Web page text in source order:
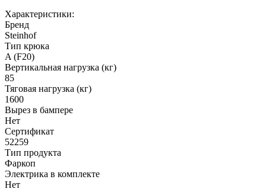
Характеристики:
Бренд
Steinhof
Тип крюка
A (F20)
Вертикальная нагрузка (кг)
85
Тяговая нагрузка (кг)
1600
Вырез в бампере
Нет
Сертификат
52259
Тип продукта
Фаркоп
Электрика в комплекте
Нет